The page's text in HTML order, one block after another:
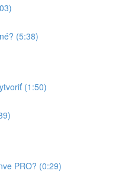
(5:38)
(1:50)
PRO? (0:29)